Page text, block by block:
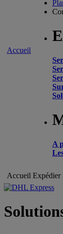
Accueil
A
Accueil Expédier